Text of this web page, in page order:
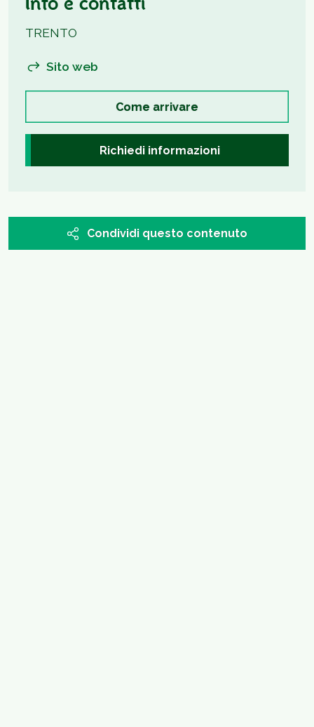
Info e contatti
TRENTO
Sito web
Come arrivare
Richiedi informazioni
Condividi questo contenuto